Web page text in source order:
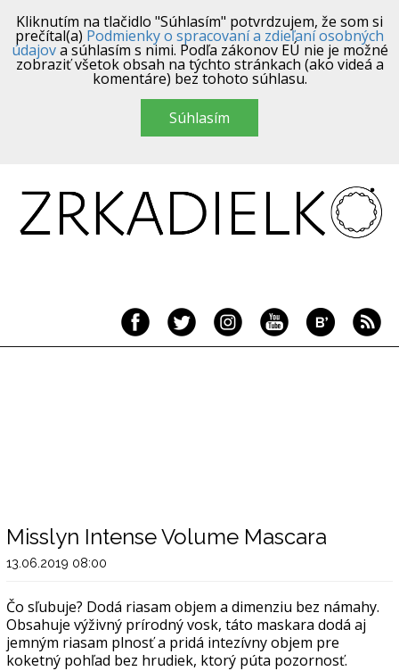
Kliknutím na tlačidlo "Súhlasím" potvrdzujem, že som si
prečítal(a) Podmienky o spracovaní a zdieľaní osobných
údajova súhlasím s nimi. Podľa zákonov EÚ nie je možné
zobraziť všetok obsah na týchto stránkach (ako videá a
komentáre) bez tohoto súhlasu.
Súhlasím
Misslyn Intense Volume Mascara
13.06.2019 08:00
Čo sľubuje? Dodá riasam objem a dimenziu bez námahy.
Obsahuje výživný prírodný vosk, táto maskara dodá aj
jemným riasam plnosť a pridá intezívny objem pre
koketný pohľad bez hrudiek, ktorý púta pozornosť.